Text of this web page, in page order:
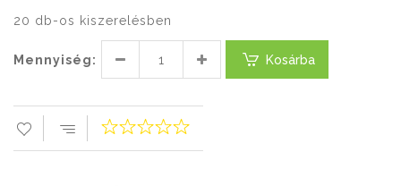
20 db-os kiszerelésben
Mennyiség: Kosárba